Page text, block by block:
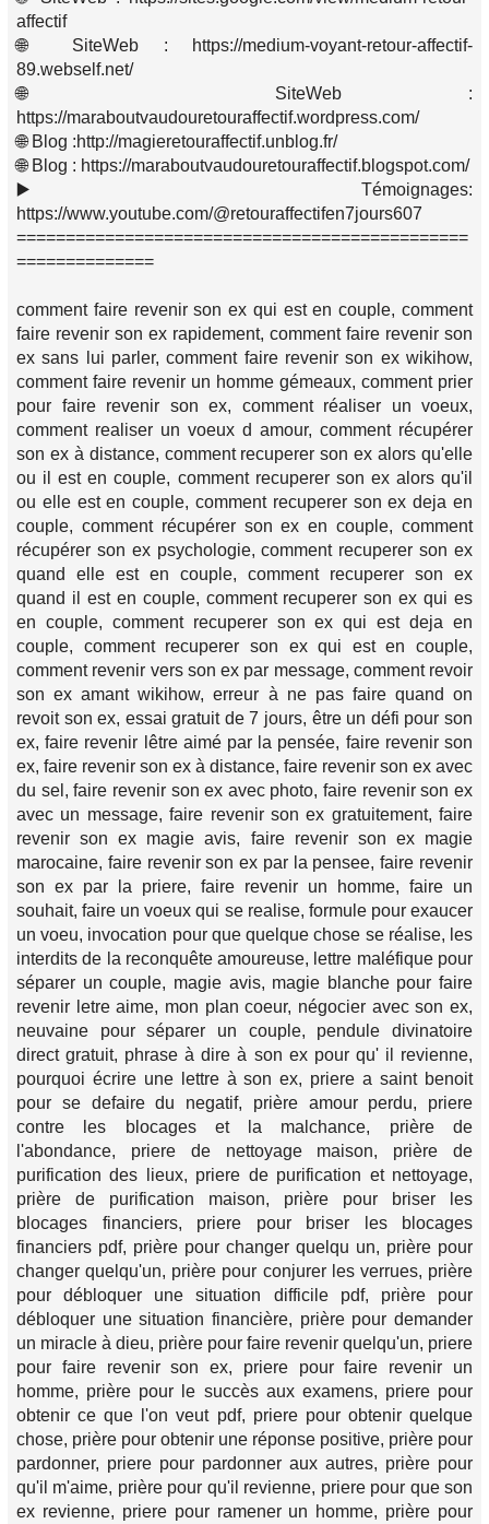
affectif
🌐 SiteWeb : https://medium-voyant-retour-affectif-
89.webself.net/
🌐 SiteWeb :
https://maraboutvaudouretouraffectif.wordpress.com/
🌐 Blog :http://magieretouraffectif.unblog.fr/
🌐 Blog : https://maraboutvaudouretouraffectif.blogspot.com/
▶️ Témoignages:
https://www.youtube.com/@retouraffectifen7jours607
==============================================
==============
comment faire revenir son ex qui est en couple, comment
faire revenir son ex rapidement, comment faire revenir son
ex sans lui parler, comment faire revenir son ex wikihow,
comment faire revenir un homme gémeaux, comment prier
pour faire revenir son ex, comment réaliser un voeux,
comment realiser un voeux d amour, comment récupérer
son ex à distance, comment recuperer son ex alors qu'elle
ou il est en couple, comment recuperer son ex alors qu'il
ou elle est en couple, comment recuperer son ex deja en
couple, comment récupérer son ex en couple, comment
récupérer son ex psychologie, comment recuperer son ex
quand elle est en couple, comment recuperer son ex
quand il est en couple, comment recuperer son ex qui es
en couple, comment recuperer son ex qui est deja en
couple, comment recuperer son ex qui est en couple,
comment revenir vers son ex par message, comment revoir
son ex amant wikihow, erreur à ne pas faire quand on
revoit son ex, essai gratuit de 7 jours, être un défi pour son
ex, faire revenir lêtre aimé par la pensée, faire revenir son
ex, faire revenir son ex à distance, faire revenir son ex avec
du sel, faire revenir son ex avec photo, faire revenir son ex
avec un message, faire revenir son ex gratuitement, faire
revenir son ex magie avis, faire revenir son ex magie
marocaine, faire revenir son ex par la pensee, faire revenir
son ex par la priere, faire revenir un homme, faire un
souhait, faire un voeux qui se realise, formule pour exaucer
un voeu, invocation pour que quelque chose se réalise, les
interdits de la reconquête amoureuse, lettre maléfique pour
séparer un couple, magie avis, magie blanche pour faire
revenir letre aime, mon plan coeur, négocier avec son ex,
neuvaine pour séparer un couple, pendule divinatoire
direct gratuit, phrase à dire à son ex pour qu' il revienne,
pourquoi écrire une lettre à son ex, priere a saint benoit
pour se defaire du negatif, prière amour perdu, priere
contre les blocages et la malchance, prière de
l'abondance, priere de nettoyage maison, prière de
purification des lieux, priere de purification et nettoyage,
prière de purification maison, prière pour briser les
blocages financiers, priere pour briser les blocages
financiers pdf, prière pour changer quelqu un, prière pour
changer quelqu'un, prière pour conjurer les verrues, prière
pour débloquer une situation difficile pdf, prière pour
débloquer une situation financière, prière pour demander
un miracle à dieu, prière pour faire revenir quelqu'un, priere
pour faire revenir son ex, priere pour faire revenir un
homme, prière pour le succès aux examens, priere pour
obtenir ce que l'on veut pdf, priere pour obtenir quelque
chose, prière pour obtenir une réponse positive, prière pour
pardonner, priere pour pardonner aux autres, prière pour
qu'il m'aime, prière pour qu'il revienne, priere pour que son
ex revienne, priere pour ramener un homme, prière pour